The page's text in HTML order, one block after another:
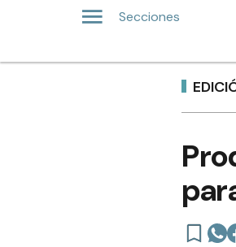
Secciones